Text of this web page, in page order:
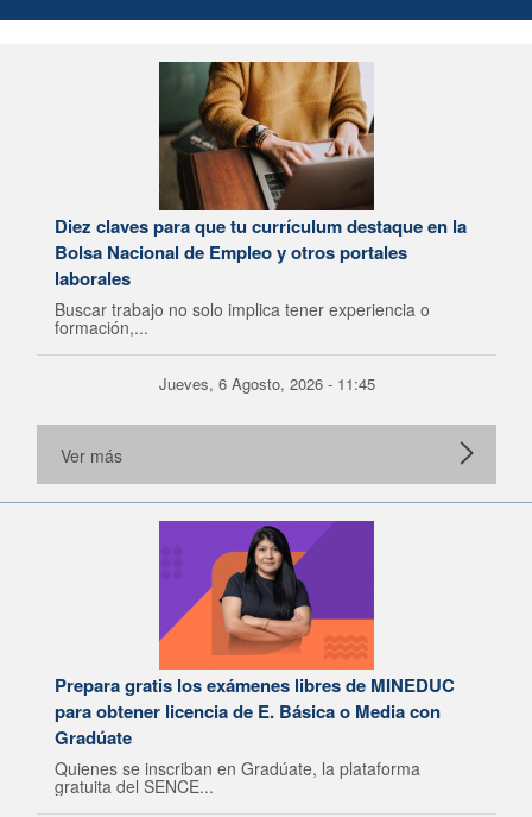
Diez claves para que tu currículum destaque en la
Bolsa Nacional de Empleo y otros portales
laborales
Buscar trabajo no solo implica tener experiencia o
formación,...
Jueves, 6 Agosto, 2026 - 11:45
Ver más
Prepara gratis los exámenes libres de MINEDUC
para obtener licencia de E. Básica o Media con
Gradúate
Quienes se inscriban en Gradúate, la plataforma
gratuita del SENCE...